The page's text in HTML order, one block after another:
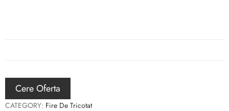
Cere Oferta
CATEGORY: Fire De Tricotat